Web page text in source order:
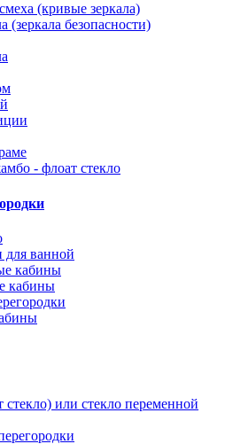
(кривые зеркала)
(зеркала безопасности)
- флоат стекло
ванной
кабины
кабины
стекло) или стекло переменной